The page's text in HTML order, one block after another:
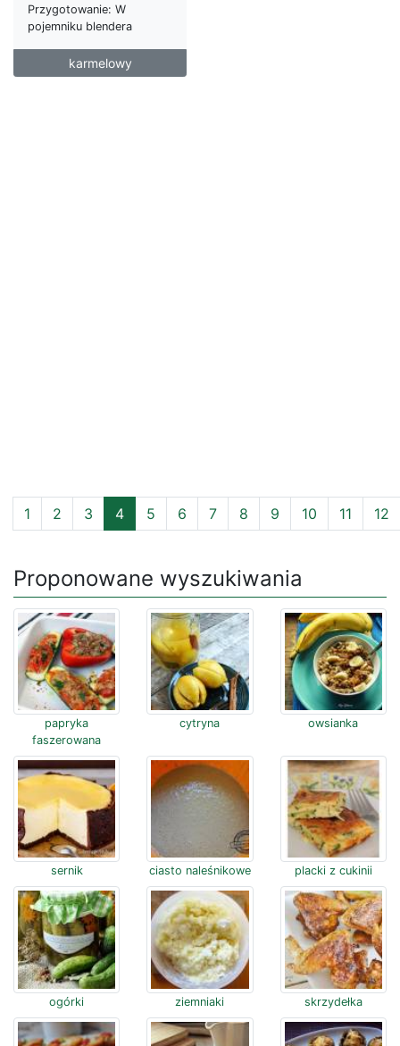
Przygotowanie: W
pojemniku blendera
karmelowy
1 2 3 4 5 6 7 8 9 10 11 12
Proponowane wyszukiwania
papryka
faszerowana
cytryna owsianka
sernik ciasto naleśnikowe placki z cukinii
ogórki ziemniaki skrzydełka